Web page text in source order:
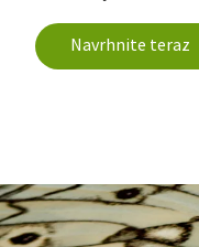
Navrhnite teraz